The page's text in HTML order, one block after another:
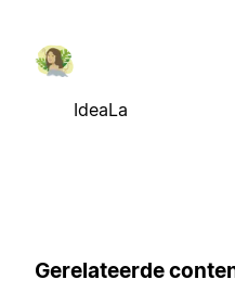
IdeaLa
Gerelateerde